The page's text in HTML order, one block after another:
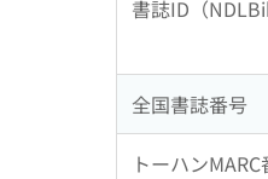
書誌ID（
全国書誌番号
トーハン